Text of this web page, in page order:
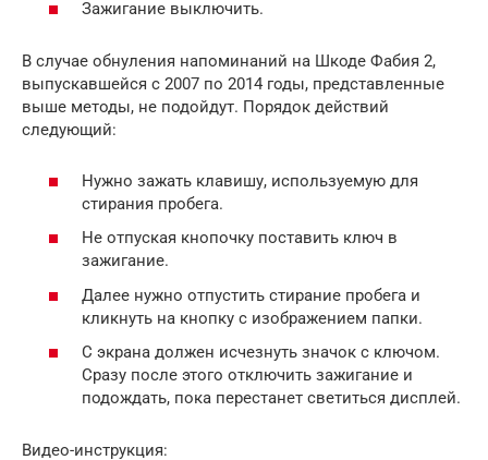
Зажигание выключить.
В случае обнуления напоминаний на Шкоде Фабия 2,
выпускавшейся с 2007 по 2014 годы, представленные
выше методы, не подойдут. Порядок действий
следующий:
Нужно зажать клавишу, используемую для
стирания пробега.
Не отпуская кнопочку поставить ключ в
зажигание.
Далее нужно отпустить стирание пробега и
кликнуть на кнопку с изображением папки.
С экрана должен исчезнуть значок с ключом.
Сразу после этого отключить зажигание и
подождать, пока перестанет светиться дисплей.
Видео-инструкция: